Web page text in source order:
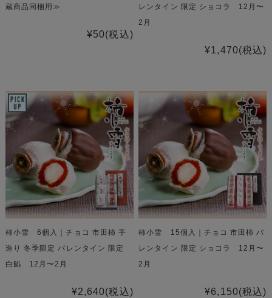
蔵商品同梱用≫
¥50(税込)
レンタイン 限定 ショコラ 12月〜
2月
¥1,470(税込)
柿小雪 6個入｜チョコ 市田柿 手
造り 冬季限定 バレンタイン 限定
白餡 12月〜2月
¥2,640(税込)
柿小雪 15個入｜チョコ 市田柿 バ
レンタイン 限定 ショコラ 12月〜
2月
¥6,150(税込)